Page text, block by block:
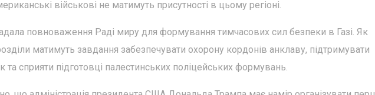
військові не матимуть присутності в цьому регіоні.
повноваження Раді миру для формування тимчасових сил безпеки в Газі. Як
матимуть завдання забезпечувати охорону кордонів анклаву, підтримувати
та сприяти підготовці палестинських поліцейських формувань.